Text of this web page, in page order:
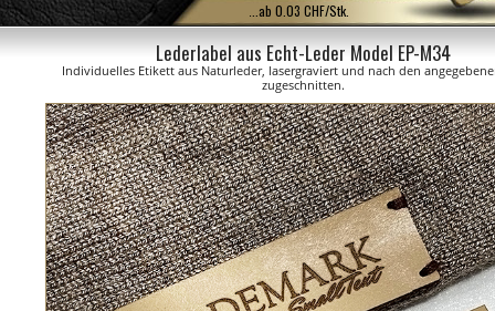
...ab 0.03 CHF/Stk.
Lederlabel aus Echt-Leder Model EP-M34
Individuelles Etikett aus Naturleder, lasergraviert und nach den
zugeschnitten.